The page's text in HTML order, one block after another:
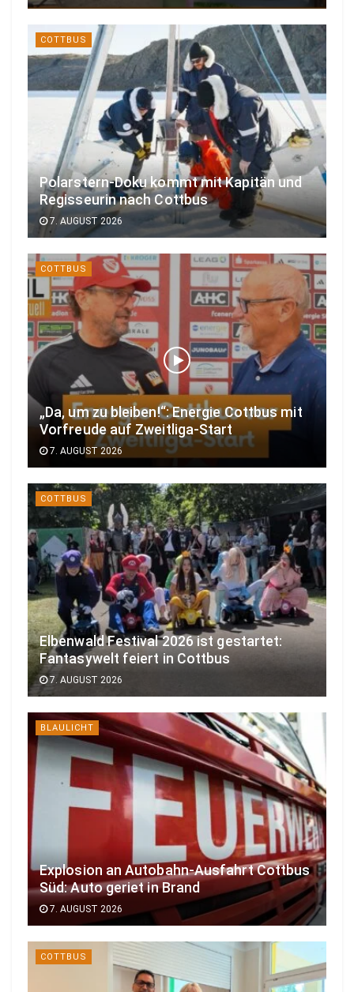
COTTBUS
Polarstern-Doku kommt mit Kapitän und
Regisseurin nach Cottbus
7. AUGUST 2026
COTTBUS
„Da, um zu bleiben!“: Energie Cottbus mit
Vorfreude auf Zweitliga-Start
7. AUGUST 2026
COTTBUS
Elbenwald Festival 2026 ist gestartet:
Fantasywelt feiert in Cottbus
7. AUGUST 2026
BLAULICHT
Explosion an Autobahn-Ausfahrt Cottbus
Süd: Auto geriet in Brand
7. AUGUST 2026
COTTBUS